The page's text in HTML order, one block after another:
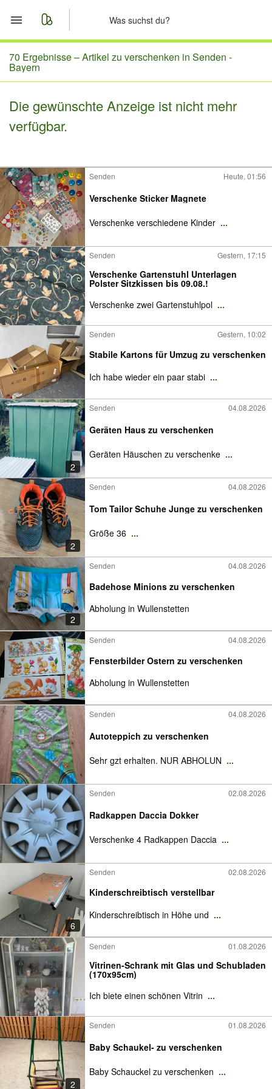
Start
Merkliste
Nachrichten
70 Ergebnisse –Artikel zu verschenken in Senden -
Bayern
Die gewünschte Anzeige ist nicht mehr
verfügbar.
Senden Heute, 01:56
Verschenke Sticker Magnete
Verschenke verschiedene Kinder ...
Senden Gestern, 17:15
Verschenke Gartenstuhl Unterlagen
Polster Sitzkissen bis 09.08.!
Verschenke zwei Gartenstuhlpol ...
Senden Gestern, 10:02
Stabile Kartons für Umzug zu verschenken
Ich habe wieder ein paar stabi ...
2
Senden 04.08.2026
Geräten Haus zu verschenken
Geräten Häuschen zu verschenke ...
2
Senden 04.08.2026
Tom Tailor Schuhe Junge zu verschenken
Größe 36 ...
2
Senden 04.08.2026
Badehose Minions zu verschenken
Abholung in Wullenstetten
Senden 04.08.2026
Fensterbilder Ostern zu verschenken
Abholung in Wullenstetten
Senden 04.08.2026
Autoteppich zu verschenken
Sehr gzt erhalten. NUR ABHOLUN ...
Senden 02.08.2026
Radkappen Daccia Dokker
Verschenke 4 Radkappen Daccia ...
6
Senden 02.08.2026
Kinderschreibtisch verstellbar
Kinderschreibtisch in Höhe und ...
Senden 01.08.2026
Vitrinen-Schrank mit Glas und Schubladen
(170x95cm)
Ich biete einen schönen Vitrin ...
2
Senden 01.08.2026
Baby Schaukel- zu verschenken
Baby Schauckel zu verschenken ...